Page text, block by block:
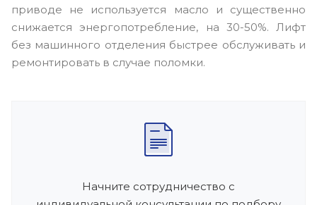
приводе не используется масло и существенно
снижается энергопотребление, на 30-50%. Лифт
без машинного отделения быстрее обслуживать и
ремонтировать в случае поломки.
Начните сотрудничество с